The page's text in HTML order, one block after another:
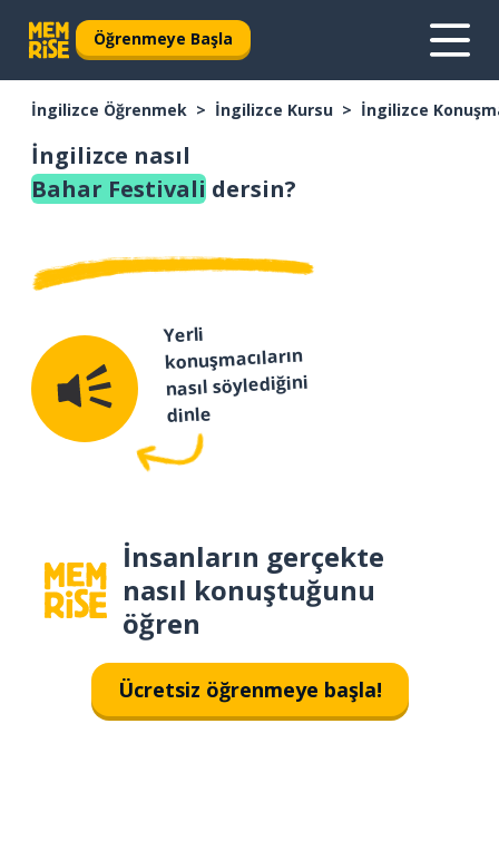
Öğrenmeye Başla
İngilizce Öğrenmek İngilizce Kursu İngilizce
İngilizce nasıl
Bahar Festivali dersin?
Yerli
konuşmacıların
nasıl söylediğini
dinle
İnsanların gerçekte
nasıl konuştuğunu
öğren
Ücretsiz öğrenmeye başla!